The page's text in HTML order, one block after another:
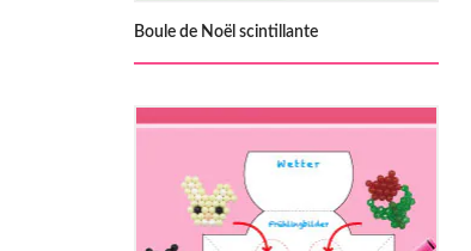
Boule de Noël scintillante